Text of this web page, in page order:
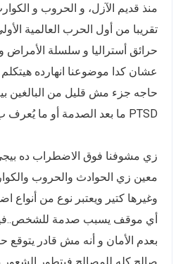
منذ قديم الآزل، و الحروب و
حرائق أستراليا و سلسلة الأمراض
حاجه جزء مش قليل من البالغين
ما بعد الصدمة أو ما يُعرف ب PTSD
زي مشوفنا فوق الاضطراب ده
معين زي الحوادث والحروب
وغيرها كتير ويعتبر نوع من أنواع
أي موقف يسبب صدمة
بعدم الأمان و أنه مش قادر